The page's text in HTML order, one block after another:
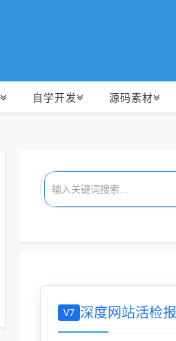
自学开发 源码素材
V7 深度网站活检